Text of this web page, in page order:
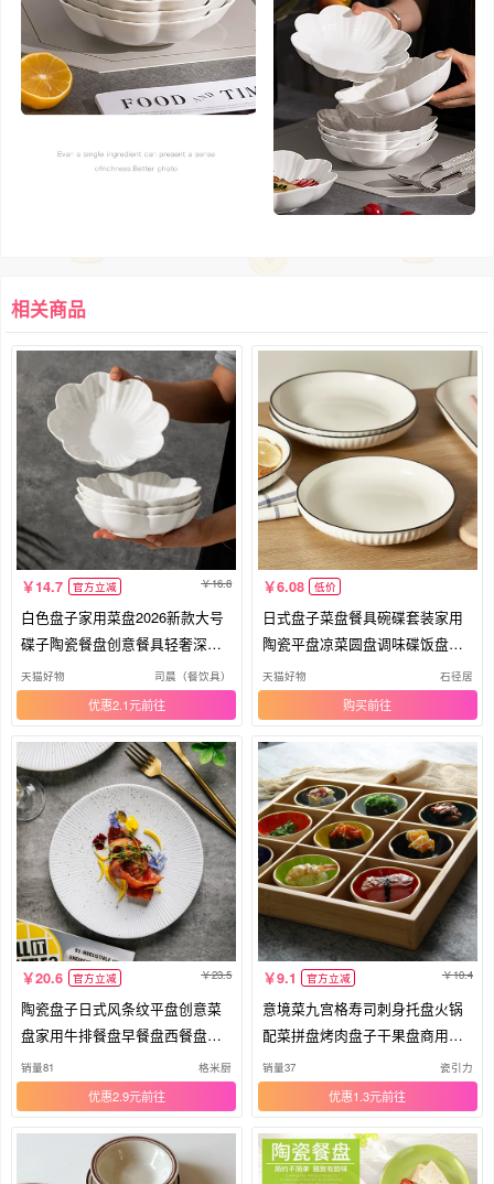
相关商品
14.7 官方立减 16.8
白色盘子家用菜盘2026新款大号
碟子陶瓷餐盘创意餐具轻奢深盘
圆盘
天猫好物 司晨（餐饮具）
优惠2.1元
6.08 低价
日式盘子菜盘餐具碗碟套装家用
陶瓷平盘凉菜圆盘调味碟饭盘实
用盘
天猫好物 石径居
购买
20.6 官方立减 23.5
陶瓷盘子日式风条纹平盘创意菜
盘家用牛排餐盘早餐盘西餐盘子
摆盘
销量81 格米厨
优惠2.9元
9.1 官方立减 10.4
意境菜九宫格寿司刺身托盘火锅
配菜拼盘烤肉盘子干果盘商用凉
菜碟
销量37 瓷引力
优惠1.3元